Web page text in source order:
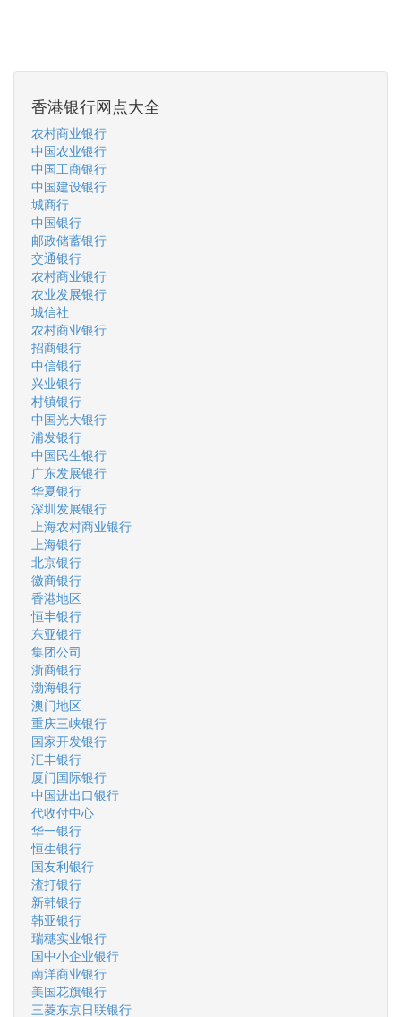
香港银行网点大全
农村商业银行
中国农业银行
中国工商银行
中国建设银行
城商行
中国银行
邮政储蓄银行
交通银行
农村商业银行
农业发展银行
城信社
农村商业银行
招商银行
中信银行
兴业银行
村镇银行
中国光大银行
浦发银行
中国民生银行
广东发展银行
华夏银行
深圳发展银行
上海农村商业银行
上海银行
北京银行
徽商银行
香港地区
恒丰银行
东亚银行
集团公司
浙商银行
渤海银行
澳门地区
重庆三峡银行
国家开发银行
汇丰银行
厦门国际银行
中国进出口银行
代收付中心
华一银行
恒生银行
国友利银行
渣打银行
新韩银行
韩亚银行
瑞穗实业银行
国中小企业银行
南洋商业银行
美国花旗银行
三菱东京日联银行